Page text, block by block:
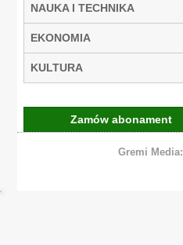
NAUKA I TECHNIKA
EKONOMIA
KULTURA
Zamów abonament
Gremi Media: